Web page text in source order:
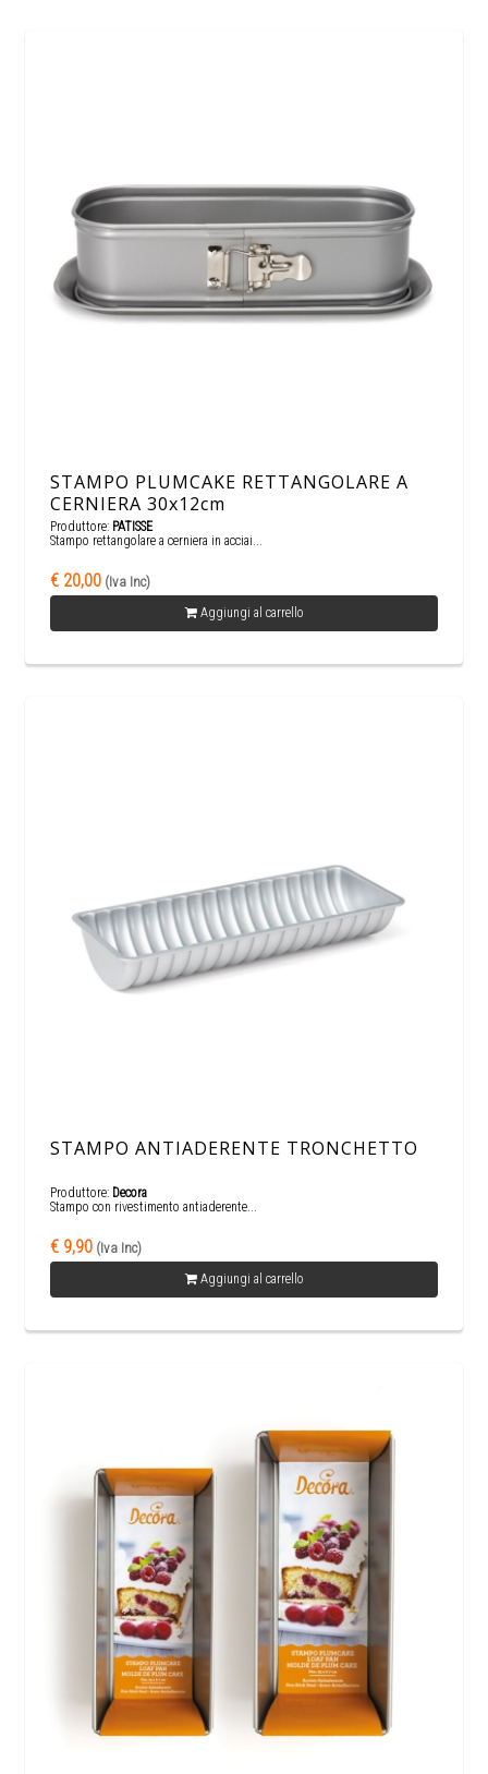
STAMPO PLUMCAKE RETTANGOLARE A
CERNIERA 30x12cm
Produttore: PATISSE
Stampo rettangolare a cerniera in acciai...
€ 20,00 (Iva Inc)
Aggiungi al carrello
STAMPO ANTIADERENTE TRONCHETTO
Produttore: Decora
Stampo con rivestimento antiaderente...
€ 9,90 (Iva Inc)
Aggiungi al carrello